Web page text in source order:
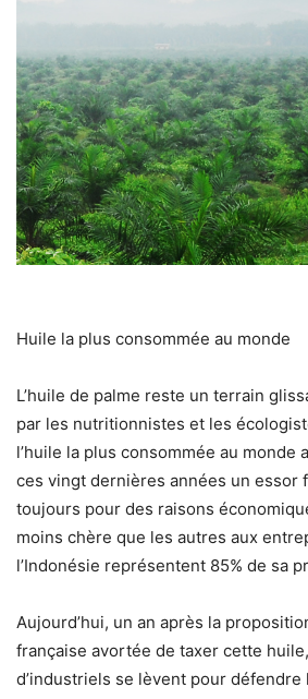
Huile la plus consommée au monde
L’huile de palme reste un terrain
par les nutritionnistes et les
l’huile la plus consommée au monde
ces vingt dernières années un essor
toujours pour des raisons
moins chère que les autres aux
l’Indonésie représentent 85% de sa
Aujourd’hui, un an après la
française avortée de taxer cette
d’industriels se lèvent pour